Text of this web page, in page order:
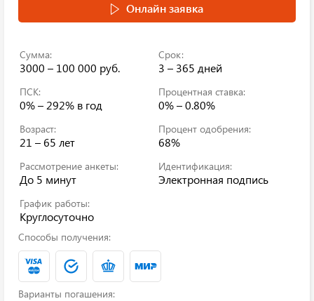
Онлайн заявка
Сумма:
3000 – 100 000 руб.
Срок:
3 – 365 дней
ПСК:
0% – 292% в год
Процентная ставка:
0% – 0.80%
Возраст:
21 – 65 лет
Процент одобрения:
68%
Рассмотрение анкеты:
До 5 минут
Идентификация:
Электронная подпись
График работы:
Круглосуточно
Способы получения:
Варианты погашения: